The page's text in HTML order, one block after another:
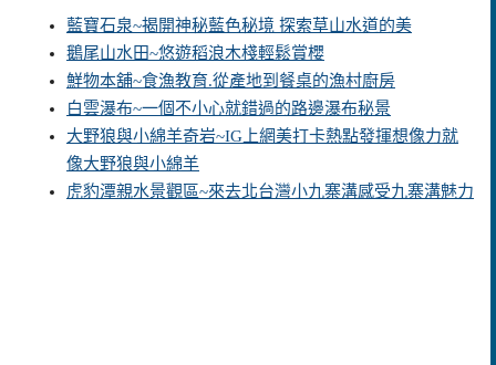
藍寶石泉~揭開神秘藍色秘境 探索草山水道的美
鵝尾山水田~悠遊稻浪木棧輕鬆賞櫻
鮮物本舖~食漁教育.從產地到餐桌的漁村廚房
白雲瀑布~一個不小心就錯過的路邊瀑布秘景
大野狼與小綿羊奇岩~IG上網美打卡熱點發揮想像力就
像大野狼與小綿羊
虎豹潭親水景觀區~來去北台灣小九寨溝感受九寨溝魅力